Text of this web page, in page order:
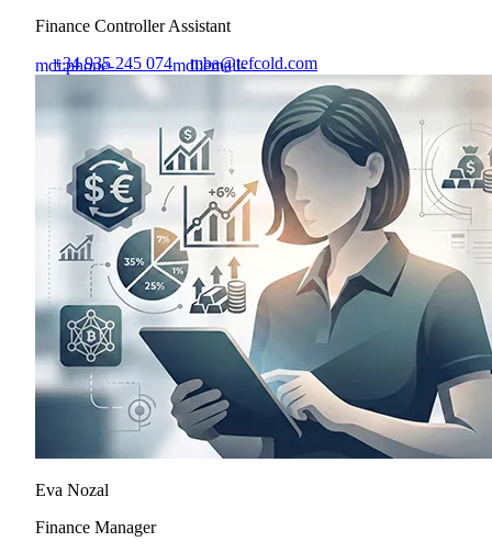
Finance Controller Assistant
mdi:phone-
+34 935 245 074mdi:email-
mba@tefcold.com
Eva Nozal
Finance Manager